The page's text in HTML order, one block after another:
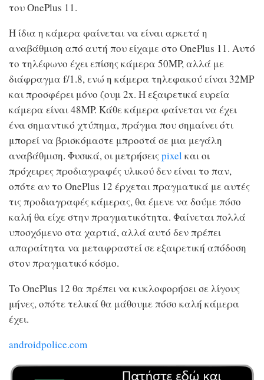
του OnePlus 11.
Η ίδια η κάμερα φαίνεται να είναι αρκετά η
αναβάθμιση από αυτή που είχαμε στο OnePlus 11. Αυτό
το τηλέφωνο έχει επίσης κάμερα 50MP, αλλά με
διάφραγμα f/1.8, ενώ η κάμερα τηλεφακού είναι 32MP
και προσφέρει μόνο ζουμ 2x. Η εξαιρετικά ευρεία
κάμερα είναι 48MP. Κάθε κάμερα φαίνεται να έχει
ένα σημαντικό χτύπημα, πράγμα που σημαίνει ότι
μπορεί να βρισκόμαστε μπροστά σε μια μεγάλη
αναβάθμιση. Φυσικά, οι μετρήσειςpixel και οι
πρόχειρες προδιαγραφές υλικού δεν είναι το παν,
οπότε αν το OnePlus 12 έρχεται πραγματικά με αυτές
τις προδιαγραφές κάμερας, θα έμενε να δούμε πόσο
καλή θα είχε στην πραγματικότητα. Φαίνεται πολλά
υποσχόμενο στα χαρτιά, αλλά αυτό δεν πρέπει
απαραίτητα να μεταφραστεί σε εξαιρετική απόδοση
στον πραγματικό κόσμο.
Το OnePlus 12 θα πρέπει να κυκλοφορήσει σε λίγους
μήνες, οπότε τελικά θα μάθουμε πόσο καλή κάμερα
έχει.
androidpolice.com